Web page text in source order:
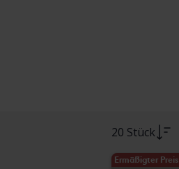
20 Stück
Ermäßigter Preis